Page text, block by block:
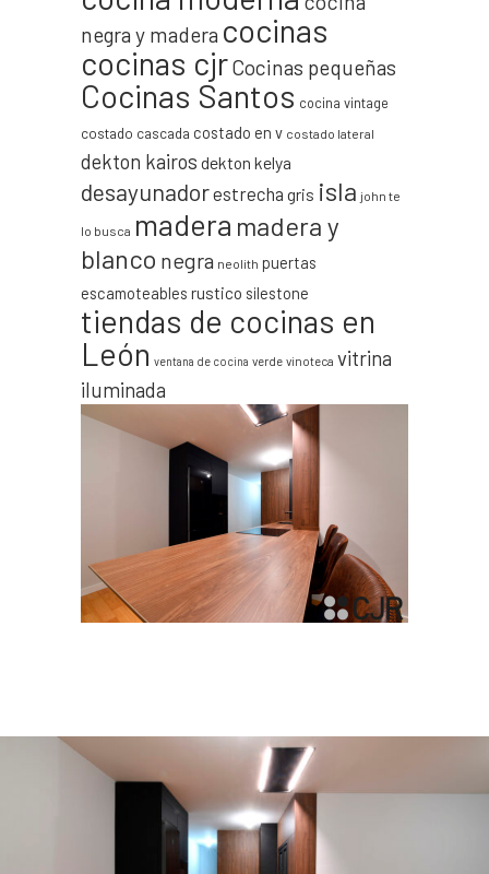
negra y madera cocinas
cocinas cjrCocinas pequeñas
Cocinas Santos cocina vintage
costado cascada costado en v costado lateral
dekton kairos dekton kelya
desayunadorestrecha gris isla john te
lo busca madera madera y
blanco negra neolith puertas
escamoteables rustico silestone
tiendas de cocinas en
León ventana de cocina verde vinoteca vitrina
iluminada